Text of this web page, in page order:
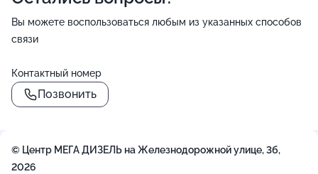
Вы можете воспользоваться любым из указанных способов
связи
Контактный номер
Позвонить
© Центр МЕГА ДИЗЕЛЬ на Железнодорожной улице, 3б,
2026